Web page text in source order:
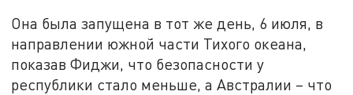
Она была запущена в тот же день, 6 июля, в
направлении южной части Тихого океана,
показав Фиджи, что безопасности у
республики стало меньше, а Австралии – что